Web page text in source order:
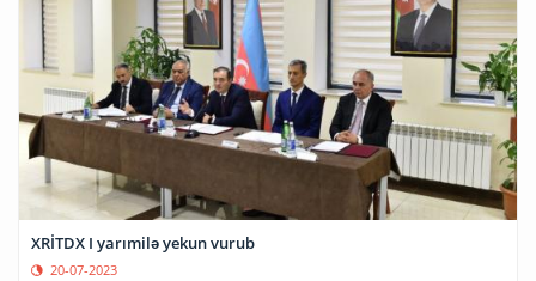
XRİTDX I yarımilə yekun vurub
20-07-2023